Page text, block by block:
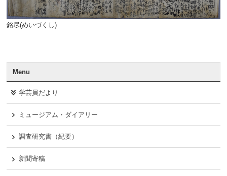
銘尽(めいづくし)
Menu
学芸員だより
ミュージアム・ダイアリー
調査研究書（紀要）
新聞寄稿